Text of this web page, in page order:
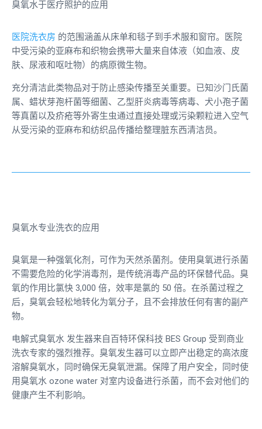
臭氧水于医疗照护的应用
医院洗衣房 的范围涵盖从床单和毯子到手术服和窗帘。医院
中受污染的亚麻布和织物会携带大量来自体液（如血液、皮
肤、尿液和呕吐物）的病原微生物。
充分清洁此类物品对于防止感染传播至关重要。已知沙门氏菌
属、蜡状芽孢杆菌等细菌、乙型肝炎病毒等病毒、犬小孢子菌
等真菌以及疥疮等外寄生虫通过直接处理或污染颗粒进入空气
从受污染的亚麻布和纺织品传播给整理脏东西清洁员。
臭氧水专业洗衣的应用
臭氧是一种强氧化剂，可作为天然杀菌剂。使用臭氧进行杀菌
不需要危险的化学消毒剂，是传统消毒产品的环保替代品。臭
氧的作用比氯快 3,000 倍，效率是氯的 50 倍。在杀菌过程之
后，臭氧会轻松地转化为氧分子，且不会排放任何有害的副产
物。
电解式臭氧水 发生器来自百特环保科技 BES Group 受到商业
洗衣专家的强烈推荐。臭氧发生器可以立即产出稳定的高浓度
溶解臭氧水，同时确保无臭氧泄漏。保障了用户安全，同时使
用臭氧水 ozone water 对室内设备进行杀菌，而不会对他们的
健康产生不利影响。